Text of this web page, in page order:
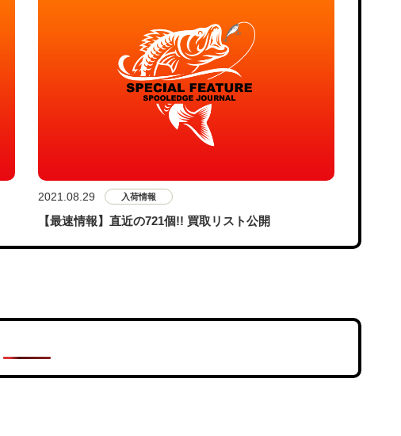
2021.08.29 入荷情報
【最速情報】直近の721個!! 買取リスト公開